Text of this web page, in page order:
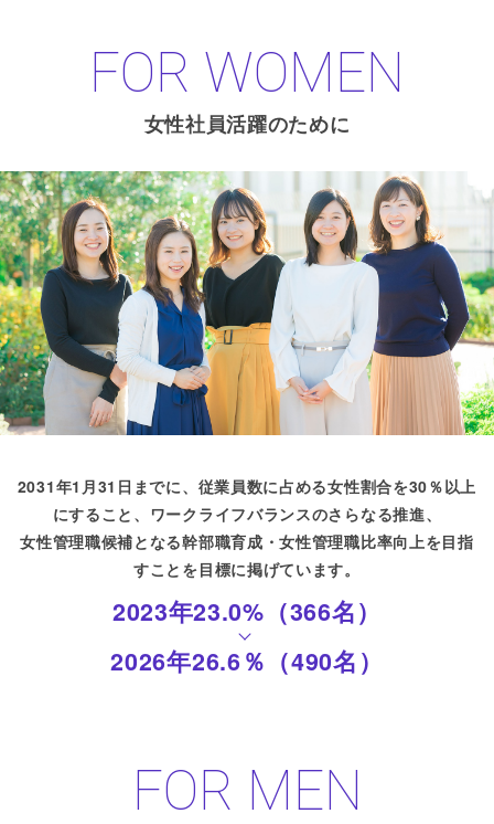
FOR WOMEN
女性社員活躍のために
2031年1月31日までに、従業員数に占める女性割合を30％以上
にすること、
ワークライフバランスのさらなる推進、
女性管理職候補となる幹部職育成・女性管理職比率向上を目指
すことを目標に掲げています。
2023年23.0%（366名）
2026年26.6％（490名）
FOR MEN